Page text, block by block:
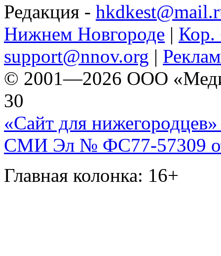
Редакция -
Нижнем Новгороде | Кор.
support@nnov.org |
© 2001—2026 ООО
30
«Сайт для нижегородцев»
СМИ Эл № ФС77-57309
Главная колонка: 16+